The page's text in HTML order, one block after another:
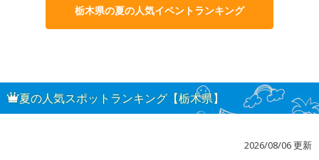
栃木県の夏の人気イベントランキング
夏の人気スポットランキング【栃木県】
2026/08/06 更新